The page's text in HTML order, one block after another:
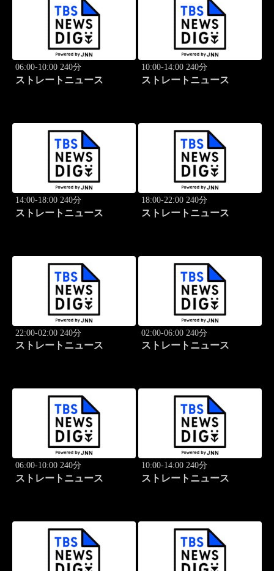
06:00-10:00 240分
ストレートニュース
10:00-14:00 240分
ストレートニュース
14:00-18:00 240分
ストレートニュース
18:00-22:00 240分
ストレートニュース
22:00-02:00 240分
ストレートニュース
02:00-06:00 240分
ストレートニュース
06:00-10:00 240分
ストレートニュース
10:00-14:00 240分
ストレートニュース